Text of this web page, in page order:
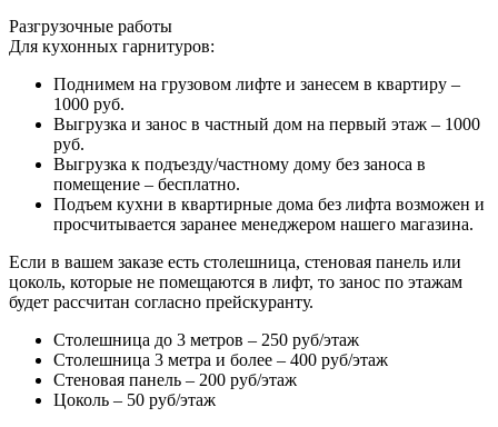
Разгрузочные работы
Для кухонных гарнитуров:
Поднимем на грузовом лифте и занесем в квартиру –
1000 руб.
Выгрузка и занос в частный дом на первый этаж – 1000
руб.
Выгрузка к подъезду/частному дому без заноса в
помещение – бесплатно.
Подъем кухни в квартирные дома без лифта возможен и
просчитывается заранее менеджером нашего магазина.
Если в вашем заказе есть столешница, стеновая панель или
цоколь, которые не помещаются в лифт, то занос по этажам
будет рассчитан согласно прейскуранту.
Столешница до 3 метров – 250 руб/этаж
Столешница 3 метра и более – 400 руб/этаж
Стеновая панель – 200 руб/этаж
Цоколь – 50 руб/этаж